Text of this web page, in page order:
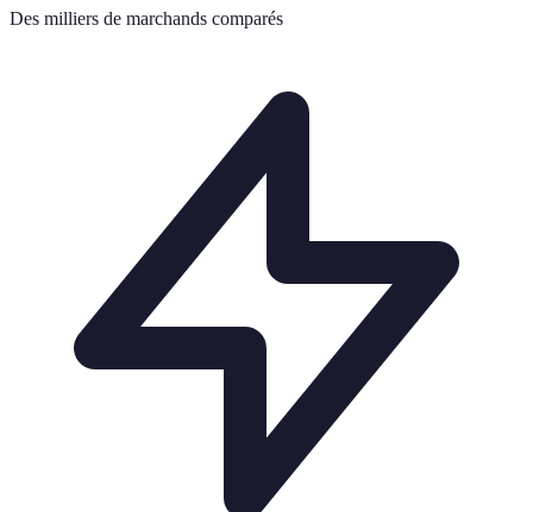
Des milliers de marchands comparés